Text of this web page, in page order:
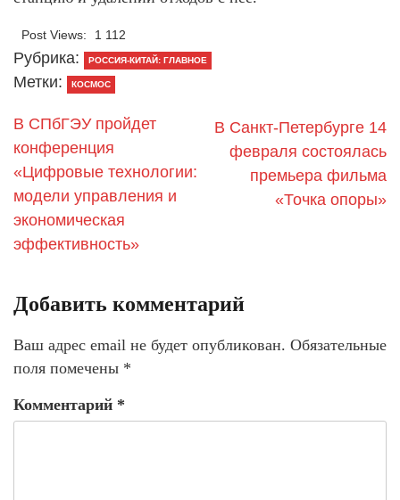
Post Views: 1 112
Рубрика: РОССИЯ-КИТАЙ: ГЛАВНОЕ
Метки: КОСМОС
В СПбГЭУ пройдет
конференция
«Цифровые технологии:
модели управления и
экономическая
эффективность»
В Санкт-Петербурге 14
февраля состоялась
премьера фильма
«Точка опоры»
Добавить комментарий
Ваш адрес email не будет опубликован. Обязательные
поля помечены *
Комментарий *